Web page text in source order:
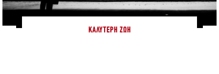
ΚΑΛΎΤΕΡΗ ΖΩΉ